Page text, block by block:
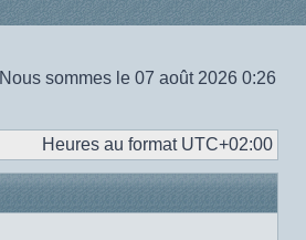
Nous sommes le 07 août 2026 0:26
Heures au format UTC+02:00